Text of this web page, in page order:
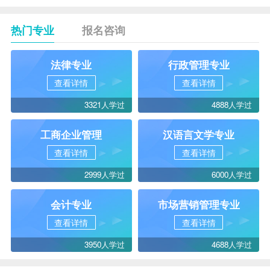
热门专业 报名咨询
法律专业
查看详情
3321人学过
行政管理专业
查看详情
4888人学过
工商企业管理
查看详情
2999人学过
汉语言文学专业
查看详情
6000人学过
会计专业
查看详情
3950人学过
市场营销管理专业
查看详情
4688人学过